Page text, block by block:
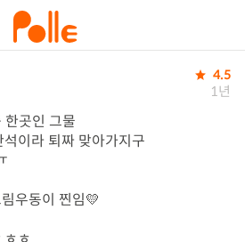
4.5
1년
한곳인 그물
이라 퇴짜 맞아가지구
우동이 찐임💛